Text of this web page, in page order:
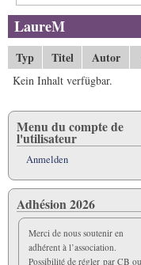
Reiter)
LaureM
Typ Titel Autor
Kein Inhalt verfügbar.
Menu du compte de
l'utilisateur
Anmelden
Adhésion 2026
Merci de nous soutenir en
adhérent à l’association.
Possibilité de régler par CB